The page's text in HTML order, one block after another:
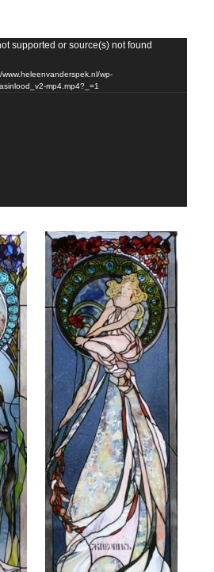
supported or source(s) not found
wp-
mp4.mp4?_=1